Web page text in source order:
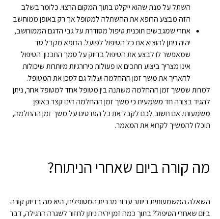
השתל על מנת שהוא ייקלט בתוך המקום הרצוי. כלומר בשלב
הזה מבצע הרופא את ההשתלה למטופל אך רק באופן ממוחשב.
אחרי שמגבשים תוכנית טיפול מסודרת על גבי הדגם הממוחשב,
יהיה ניתן להוציא את כל הטיפול לפועל. הרופא מקבל סד
שמאפשר לו לבצע את הטיפול בדיוק על סמך התכנון. הטיפול
אינו מצריך ביצוע חתכים או פעולות כירורגיות מיותרות שיכולות
להאריך את משך זמן ההחלמה ועלול גם לסכן את המטופל.
למרות שמשך זמן ההחלמה משתנה בין מטופל אחד למטופל אחר, ניתן
להגיד בצורה חד משמעית כי משך זמן ההחלמה הינו קצר באופן
משמעותי. אם חשוב לכם לקבל את כל הפרטים על משך זמן ההחלמה,
תוכלו להמשיך לקרוא את המאמר.
מה קורה ביום שאחרי הניתוח?
השאלה המשמעותית ביותר עבור מרבית המטופלים, היא מה בדיוק קורה
ביום שאחרי הטיפול? בתוך כמה זמן יהיה ניתן לחזור לשגרה הרגילה, דבר